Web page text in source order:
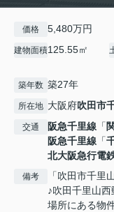
価格 5,480万円
建物面積125.55㎡
築年数 築27年
所在地 大阪府吹田市
交通 阪急千里線 「
阪急千里線 「
北大阪急行電
備考
「吹田市千
♪吹田千里山
場所にある物